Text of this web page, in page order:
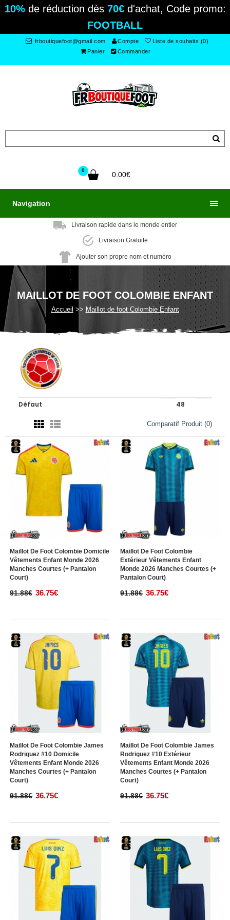
10%de réduction dès 70€d'achat, Code promo:
FOOTBALL
frboutiquefoot@gmail.com Compte
Liste de souhaits (0)
Panier
Commander
0
0.00€
Navigation
Livraison rapide dans le monde entier
Livraison Gratuite
Ajouter son propre nom et numéro
MAILLOT DE FOOT COLOMBIE ENFANT
Accueil Maillot de foot Colombie Enfant
Comparatif Produit (0)
Maillot De Foot Colombie Domicile
Vêtements Enfant Monde 2026
Manches Courtes (+ Pantalon
Court)
91.88€ 36.75€
Maillot De Foot Colombie
Extérieur Vêtements Enfant
Monde 2026 Manches Courtes (+
Pantalon Court)
91.88€ 36.75€
Maillot De Foot Colombie James
Rodriguez #10 Domicile
Vêtements Enfant Monde 2026
Manches Courtes (+ Pantalon
Court)
91.88€ 36.75€
Maillot De Foot Colombie James
Rodriguez #10 Extérieur
Vêtements Enfant Monde 2026
Manches Courtes (+ Pantalon
Court)
91.88€ 36.75€